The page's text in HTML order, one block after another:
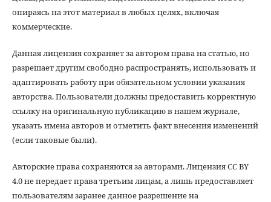
опираясь на этот материал в любых целях, включая
коммерческие.
Данная лицензия сохраняет за автором права на статью, но
разрешает другим свободно распространять, использовать и
адаптировать работу при обязательном условии указания
авторства. Пользователи должны предоставить корректную
ссылку на оригинальную публикацию в нашем журнале,
указать имена авторов и отметить факт внесения изменений
(если таковые были).
Авторские права сохраняются за авторами. Лицензия CC BY
4.0 не передает права третьим лицам, а лишь предоставляет
пользователям заранее данное разрешение на